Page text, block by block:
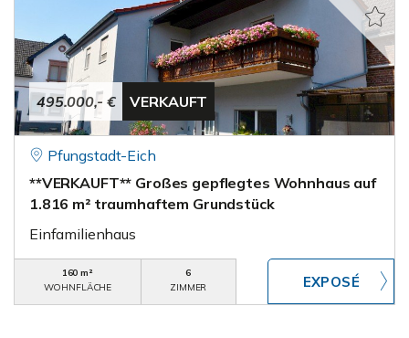
495.000,- € VERKAUFT
Pfungstadt-Eich
**VERKAUFT** Großes gepflegtes Wohnhaus auf
1.816 m² traumhaftem Grundstück
Einfamilienhaus
160 m²
WOHNFLÄCHE
6
ZIMMER